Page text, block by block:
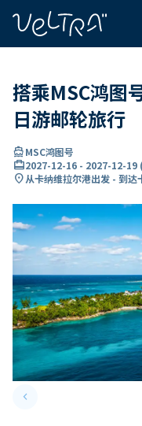
搭乘MSC鸿图
日游邮轮旅行
directions_boatMSC鸿图号
card_travel2027-12-16 - 2027-12-19 (
location_on从卡纳维拉尔港出发 - 到达
keyboard_arrow_leftPrevious slide